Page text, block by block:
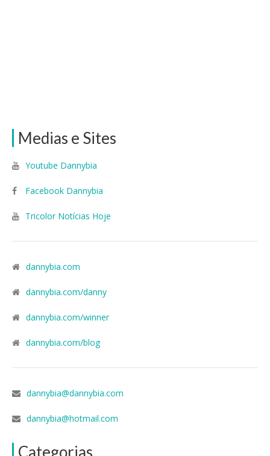
Medias e Sites
Youtube Dannybia
Facebook Dannybia
Tricolor Notícias Hoje
dannybia.com
dannybia.com/danny
dannybia.com/winner
dannybia.com/blog
dannybia@dannybia.com
dannybia@hotmail.com
Categorias